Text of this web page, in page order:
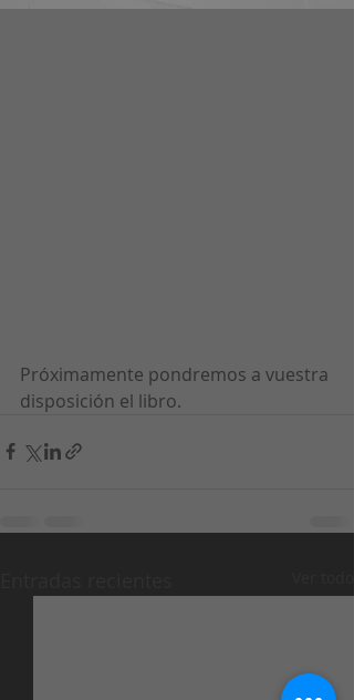
Próximamente pondremos a vuestra
disposición el libro.